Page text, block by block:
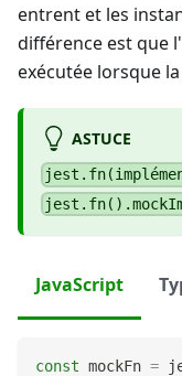
entrent et les
différence est que
exécutée lorsque
ASTUCE
JavaScript
const mockFn =